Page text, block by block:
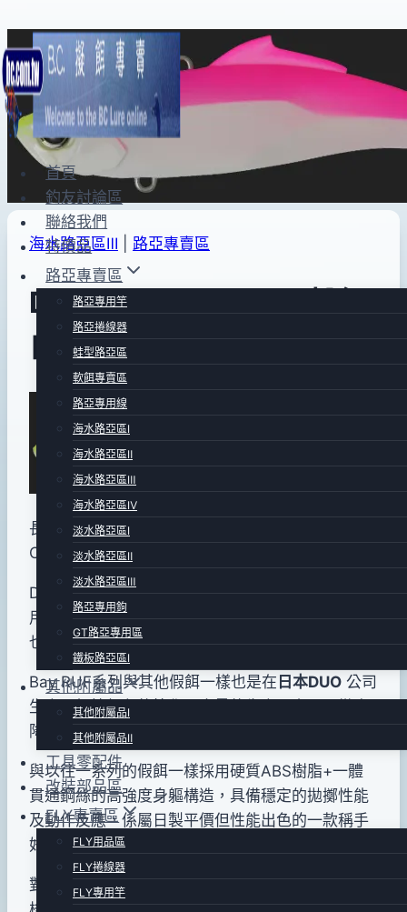
Skip
to
content
首頁
釣友討論區
聯絡我們
特價品
路亞專賣區
路亞專用竿
路亞捲線器
蛙型路亞區
軟餌專賣區
路亞專用線
海水路亞區Ⅰ
海水路亞區Ⅱ
海水路亞區Ⅲ
海水路亞區Ⅳ
淡水路亞區Ⅰ
淡水路亞區Ⅱ
淡水路亞區Ⅲ
路亞專用鉤
GT路亞專用區
鐵板路亞區Ⅰ
其他附屬品
其他附屬品Ⅰ
其他附屬品Ⅱ
工具零配件
改裝部品區
FLY專賣區
FLY用品區
FLY捲線器
FLY專用竿
海水路亞區Ⅲ 路亞專賣區
DUO Bay RUF V-90(粉紅
白夜光)
shop
01
日
2017
08
月
29
日
長90mm .重量38g. Floating type . 原廠搭配
Owner ST46 #4 號三叉鉤.
DUO Bay RUF V-90 顫泳型假餌是最適合初學者使
用的假餌，因為使用容易、飛行距離遠，價格平實
也是一個重要的性能考量。
Bay RUF系列與其他假餌一樣也是在 日本DUO 公司
生產，根據顏色的簡化及大量的生產，實現了徹底
降低成本卻合理價格的設定。
與以往一系列的假餌一樣採用硬質ABS樹脂+一體
貫通鋼絲的高強度身軀構造，具備穩定的拋擲性能
及動作反應，係屬日製平價但性能出色的一款稱手
好使用的顫泳型假餌。
對象魚為~白帶魚、土魠魚、海鱸魚、煙仔魚、竹